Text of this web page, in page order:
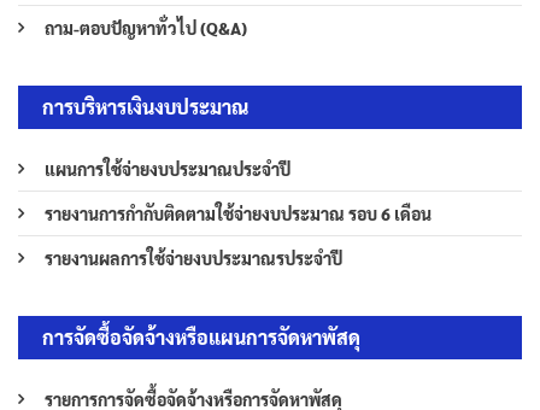
ถาม-ตอบปัญหาทั่วไป (Q&A)
การบริหารเงินงบประมาณ
แผนการใช้จ่ายงบประมาณประจำปี
รายงานการกำกับติดตามใช้จ่ายงบประมาณ รอบ 6 เดือน
รายงานผลการใช้จ่ายงบประมาณรประจำปี
การจัดซื้อจัดจ้างหรือแผนการจัดหาพัสดุ
รายการการจัดซื้อจัดจ้างหรือการจัดหาพัสดุ